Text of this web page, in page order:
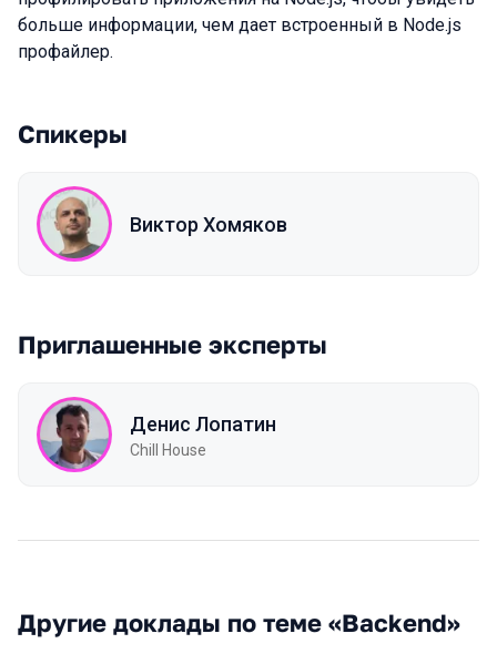
больше информации, чем дает встроенный в Node.js
профайлер.
Спикеры
Виктор Хомяков
Приглашенные эксперты
Денис Лопатин
Chill House
Другие доклады по теме «Backend»